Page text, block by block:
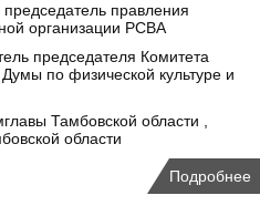
правления
организации РСВА
председателя Комитета
по физической культуре и
Тамбовской области ,
области
Подробнее